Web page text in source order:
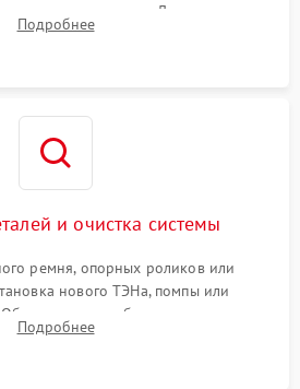
мотора и помпы. Для машин с
работы компрессора и
Подробнее
и очистка системы
ремня, опорных роликов или
нового ТЭНа, помпы или
глубокая очистка
вентилятора и воздуховодов от
Подробнее